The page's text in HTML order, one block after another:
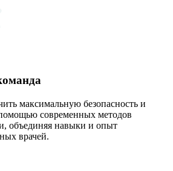
максимальную безопасность и
современных методов
объединяя навыки и опыт
врачей.